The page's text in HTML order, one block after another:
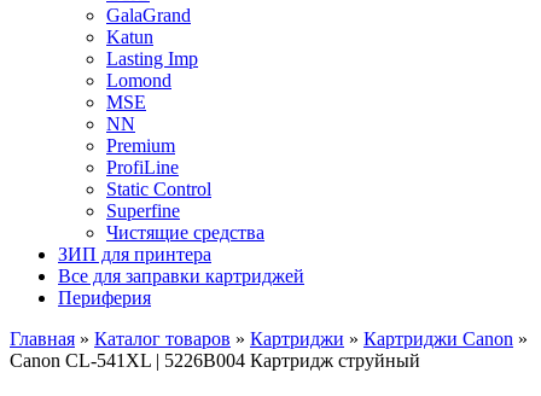
GalaGrand
Katun
Lasting Imp
Lomond
MSE
NN
Premium
ProfiLine
Static Control
Superfine
Чистящие средства
ЗИП для принтера
Все для заправки картриджей
Периферия
Главная » Каталог товаров » Картриджи » Картриджи Canon »
Canon CL-541XL | 5226B004 Картридж струйный